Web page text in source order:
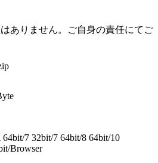
ありません。ご自身の責任にてご
7 32bit/7 64bit/8 64bit/10
Browser